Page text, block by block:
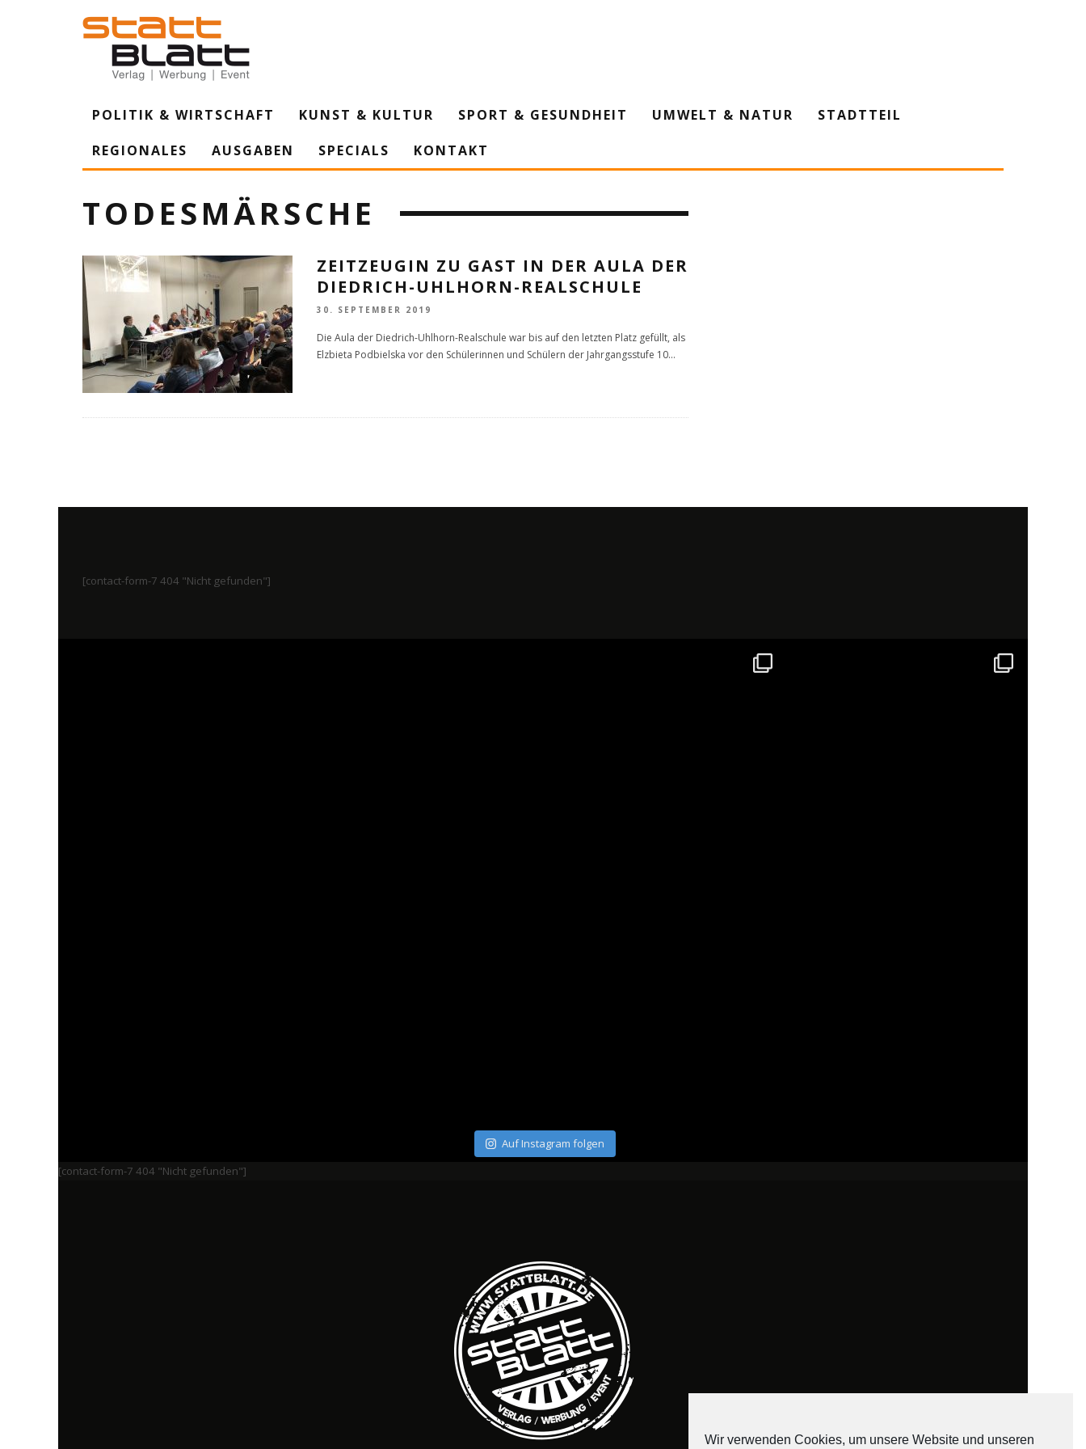
POLITIK & WIRTSCHAFT KUNST & KULTUR SPORT & GESUNDHEIT UMWELT & NATUR
STADTTEIL
REGIONALES
AUSGABEN SPECIALS KONTAKT
TODESMÄRSCHE
ZEITZEUGIN ZU GAST IN DER AULA DER
DIEDRICH-UHLHORN-REALSCHULE
30. SEPTEMBER 2019
Die Aula der Diedrich-Uhlhorn-Realschule war bis auf den letzten Platz gefüllt, als
Elzbieta Podbielska vor den Schülerinnen und Schülern der Jahrgangsstufe 10...
[contact-form-7 404 "Nicht gefunden"]
Auf Instagram folgen
[contact-form-7 404 "Nicht gefunden"]
Wir verwenden Cookies, um unsere Website und unseren